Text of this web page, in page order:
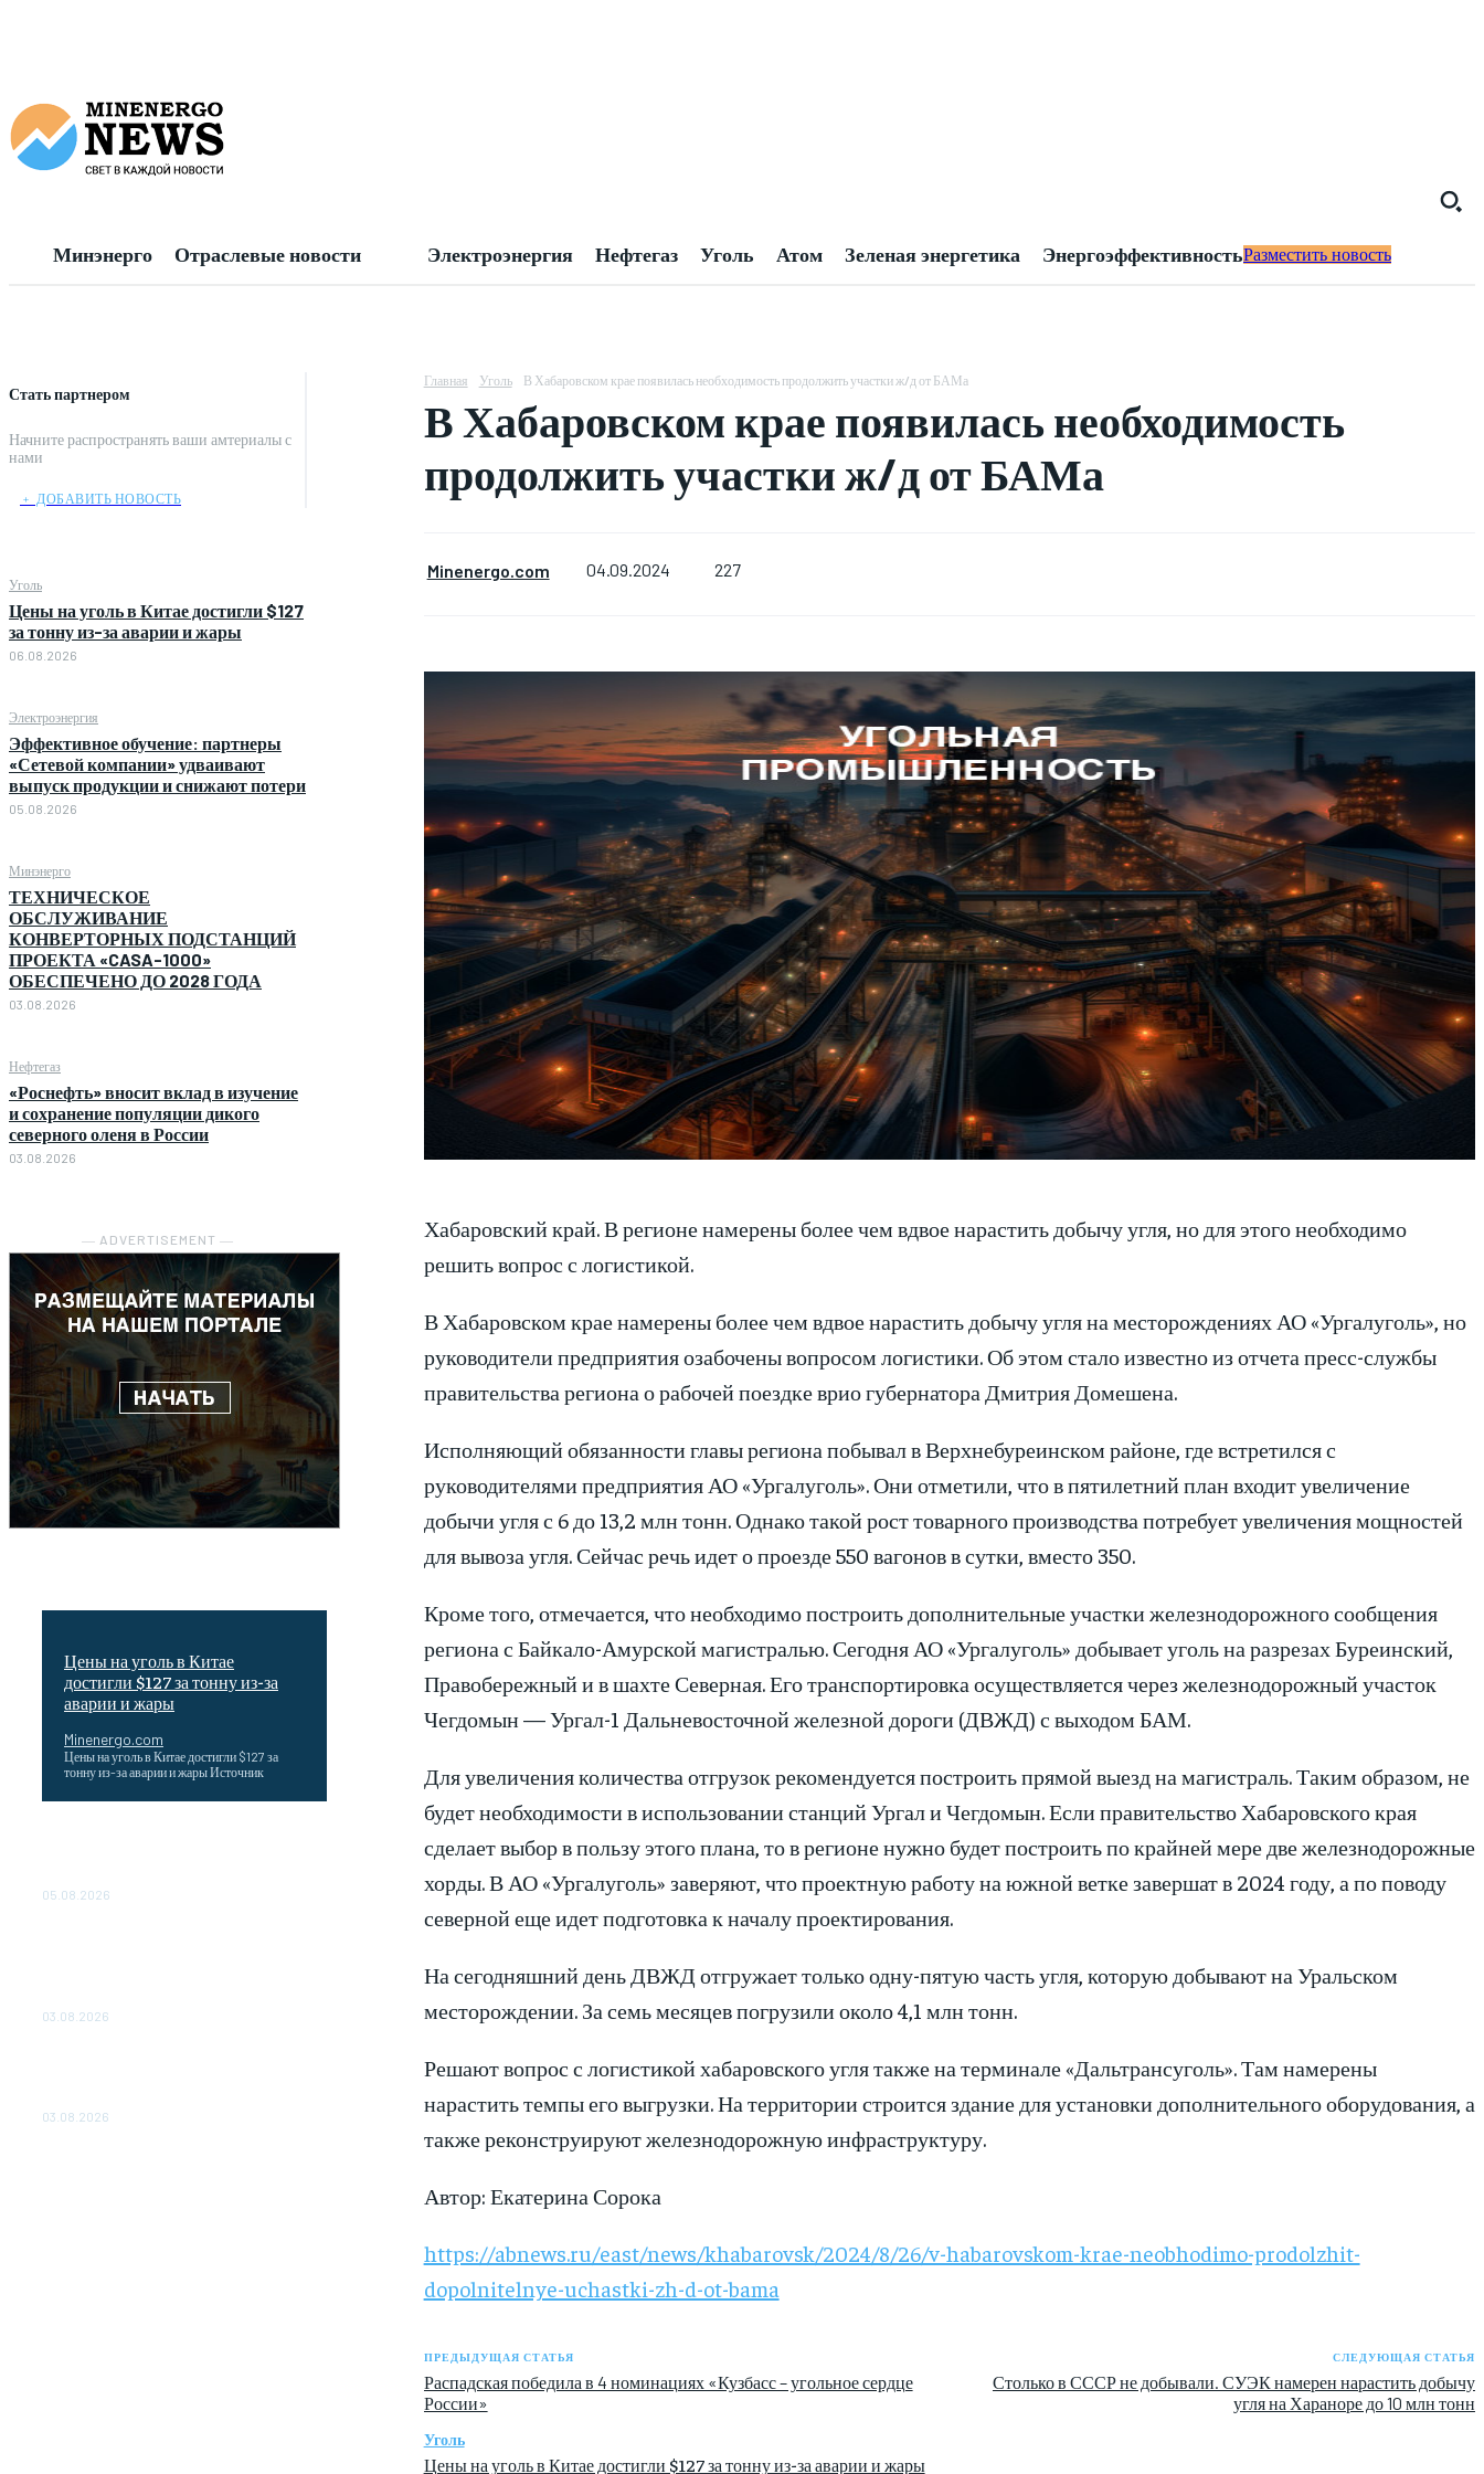
Минэнерго Отраслевые новости Электроэнергия Нефтегаз Уголь Атом Зеленая энергетика ЭнергоэффективностьРазместить новость
Стать партнером
Начните распространять ваши амтериалы с
нами
﹢ ДОБАВИТЬ НОВОСТЬ
Уголь
Цены на уголь в Китае достигли $127
за тонну из-за аварии и жары
06.08.2026
Электроэнергия
Эффективное обучение: партнеры
«Сетевой компании» удваивают
выпуск продукции и снижают потери
05.08.2026
Минэнерго
ТЕХНИЧЕСКОЕ
ОБСЛУЖИВАНИЕ
КОНВЕРТОРНЫХ ПОДСТАНЦИЙ
ПРОЕКТА «CASA-1000»
ОБЕСПЕЧЕНО ДО 2028 ГОДА
03.08.2026
Нефтегаз
«Роснефть» вносит вклад в изучение
и сохранение популяции дикого
северного оленя в России
03.08.2026
― ADVERTISEMENT ―
Цены на уголь в Китае
достигли $127 за тонну из-за
аварии и жары
Minenergo.com
Цены на уголь в Китае достигли $127 за
тонну из-за аварии и жары Источник
05.08.2026
03.08.2026
03.08.2026
Главная Уголь В Хабаровском крае появилась необходимость продолжить участки ж/д от БАМа
В Хабаровском крае появилась необходимость
продолжить участки ж/д от БАМа
Minenergo.com 04.09.2024 227
Хабаровский край. В регионе намерены более чем вдвое нарастить добычу угля, но для этого необходимо
решить вопрос с логистикой.
В Хабаровском крае намерены более чем вдвое нарастить добычу угля на месторождениях АО «Ургалуголь», но
руководители предприятия озабочены вопросом логистики. Об этом стало известно из отчета пресс-службы
правительства региона о рабочей поездке врио губернатора Дмитрия Домешена.
Исполняющий обязанности главы региона побывал в Верхнебуреинском районе, где встретился с
руководителями предприятия АО «Ургалуголь». Они отметили, что в пятилетний план входит увеличение
добычи угля с 6 до 13,2 млн тонн. Однако такой рост товарного производства потребует увеличения мощностей
для вывоза угля. Сейчас речь идет о проезде 550 вагонов в сутки, вместо 350.
Кроме того, отмечается, что необходимо построить дополнительные участки железнодорожного сообщения
региона с Байкало-Амурской магистралью. Сегодня АО «Ургалуголь» добывает уголь на разрезах Буреинский,
Правобережный и в шахте Северная. Его транспортировка осуществляется через железнодорожный участок
Чегдомын — Ургал-1 Дальневосточной железной дороги (ДВЖД) с выходом БАМ.
Для увеличения количества отгрузок рекомендуется построить прямой выезд на магистраль. Таким образом, не
будет необходимости в использовании станций Ургал и Чегдомын. Если правительство Хабаровского края
сделает выбор в пользу этого плана, то в регионе нужно будет построить по крайней мере две железнодорожные
хорды. В АО «Ургалуголь» заверяют, что проектную работу на южной ветке завершат в 2024 году, а по поводу
северной еще идет подготовка к началу проектирования.
На сегодняшний день ДВЖД отгружает только одну-пятую часть угля, которую добывают на Уральском
месторождении. За семь месяцев погрузили около 4,1 млн тонн.
Решают вопрос с логистикой хабаровского угля также на терминале «Дальтрансуголь». Там намерены
нарастить темпы его выгрузки. На территории строится здание для установки дополнительного оборудования, а
также реконструируют железнодорожную инфраструктуру.
Автор: Екатерина Сорока
https://abnews.ru/east/news/khabarovsk/2024/8/26/v-habarovskom-krae-neobhodimo-prodolzhit-
dopolnitelnye-uchastki-zh-d-ot-bama
ПРЕДЫДУЩАЯ СТАТЬЯ
Распадская победила в 4 номинациях «Кузбасс – угольное сердце
России»
СЛЕДУЮЩАЯ СТАТЬЯ
Столько в СССР не добывали. СУЭК намерен нарастить добычу
угля на Хараноре до 10 млн тонн
Уголь
Цены на уголь в Китае достигли $127 за тонну из-за аварии и жары